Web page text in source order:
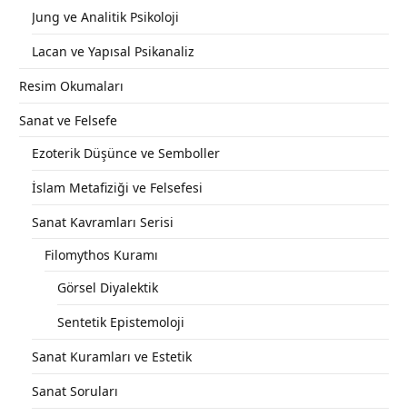
Jung ve Analitik Psikoloji
Lacan ve Yapısal Psikanaliz
Resim Okumaları
Sanat ve Felsefe
Ezoterik Düşünce ve Semboller
İslam Metafiziği ve Felsefesi
Sanat Kavramları Serisi
Filomythos Kuramı
Görsel Diyalektik
Sentetik Epistemoloji
Sanat Kuramları ve Estetik
Sanat Soruları